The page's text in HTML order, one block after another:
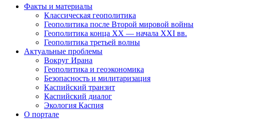
Факты и материалы
Классическая геополитика
Геополитика после Второй мировой войны
Геополитика конца XX — начала XXI вв.
Геополитика третьей волны
Актуальные проблемы
Вокруг Ирана
Геополитика и геоэкономика
Безопасность и милитаризация
Каспийский транзит
Каспийский диалог
Экология Каспия
О портале